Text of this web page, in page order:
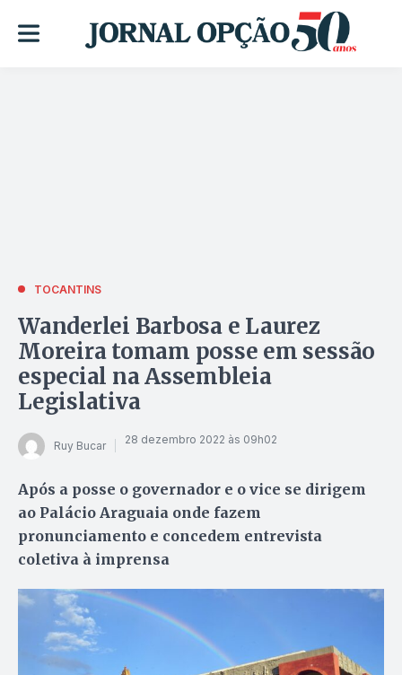
TOCANTINS
Wanderlei Barbosa e Laurez
Moreira tomam posse em sessão
especial na Assembleia
Legislativa
Ruy Bucar 28 dezembro 2022 às 09h02
Após a posse o governador e o vice se dirigem
ao Palácio Araguaia onde fazem
pronunciamento e concedem entrevista
coletiva à imprensa